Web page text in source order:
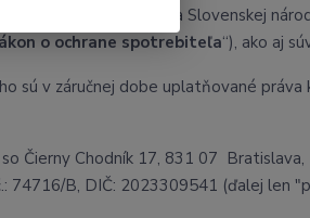
a o zmene zákona Slovenskej
o ochrane spotrebiteľa“), ako aj
sú v záručnej dobe uplatňované
Čierny Chodník 17, 831 07
74716/B, DIČ: 2023309541 (ďalej len